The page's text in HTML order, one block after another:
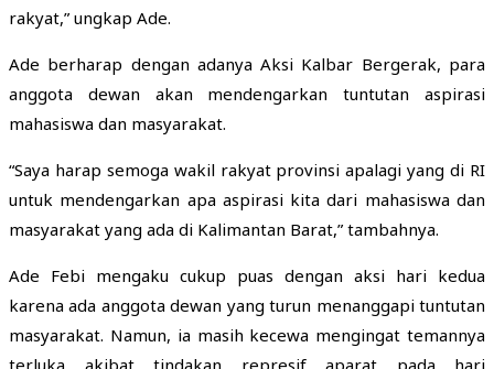
rakyat,” ungkap Ade.
Ade berharap dengan adanya Aksi Kalbar Bergerak, para
anggota dewan akan mendengarkan tuntutan aspirasi
mahasiswa dan masyarakat.
“Saya harap semoga wakil rakyat provinsi apalagi yang di RI
untuk mendengarkan apa aspirasi kita dari mahasiswa dan
masyarakat yang ada di Kalimantan Barat,” tambahnya.
Ade Febi mengaku cukup puas dengan aksi hari kedua
karena ada anggota dewan yang turun menanggapi tuntutan
masyarakat. Namun, ia masih kecewa mengingat temannya
terluka akibat tindakan represif aparat pada hari